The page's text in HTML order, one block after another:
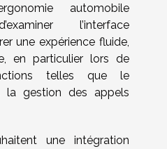
automobile
l’interface
une expérience fluide,
en particulier lors de
telles que le
la gestion des appels
une intégration